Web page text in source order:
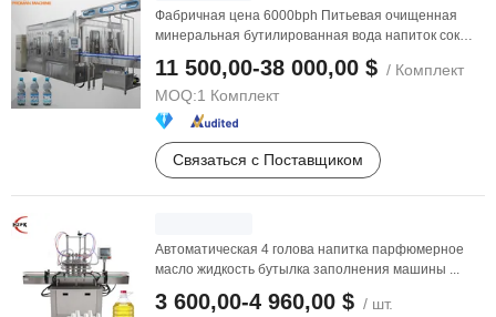
Фабричная цена 6000bph Питьевая очищенная
минеральная бутилированная вода напиток сок
11 500,00-38 000,00 $ / Комплект
MOQ:1 Комплект
Связаться с Поставщиком
Автоматическая 4 голова напитка парфюмерное
масло жидкость бутылка заполнения машины ...
3 600,00-4 960,00 $ / шт.